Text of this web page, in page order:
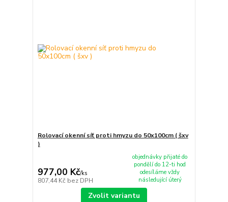
Rolovací okenní síť proti hmyzu do 50x100cm ( šxv
)
977,00 Kč/ks
807,44 Kč bez DPH
objednávky přijaté do
pondělí do 12-ti hod
odesíláme vždy
následující úterý
Zvolit variantu